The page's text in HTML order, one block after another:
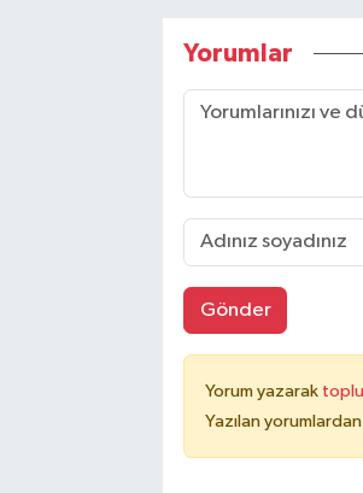
Yorumlar
Gönder
Yorum yazarak
Yazılan